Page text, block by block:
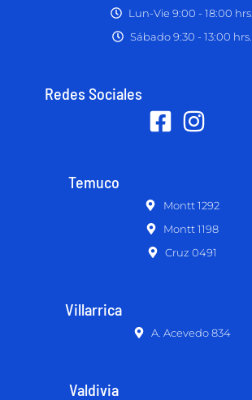
Lun-Vie 9:00 - 18:00 hrs.
Sábado 9:30 - 13:00 hrs.
Redes Sociales
Temuco
Montt 1292
Montt 1198
Cruz 0491
Villarrica
A. Acevedo 834
Valdivia